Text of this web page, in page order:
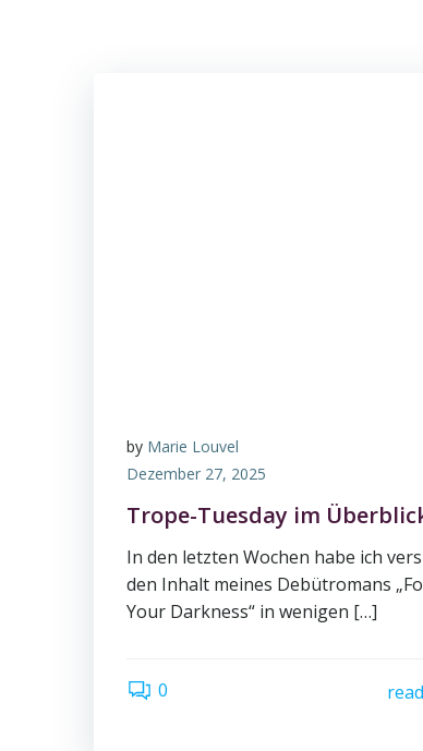
by Marie Louvel
Dezember 27, 2025
Trope-Tuesday im
In den letzten Wochen habe ich
den Inhalt meines Debütromans
Your Darkness“ in wenigen […]
0